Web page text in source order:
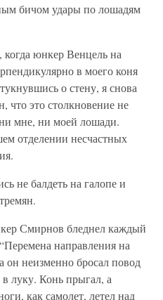
бичом удары по лошадям
юнкер Венцель на
в моего коня
о стену, я снова
что это столкновение не
мне, ни моей лошади.
отделении несчастных
не балдеть на галопе и
Смирнов бледнел каждый
направления на
он неизменно бросал повод
луку. Конь прыгал, а
как самолет, летел над